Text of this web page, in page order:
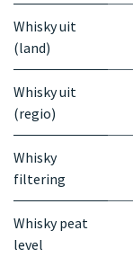
Whisky uit
(land)
Whisky uit
(regio)
Whisky
filtering
Whisky peat
level